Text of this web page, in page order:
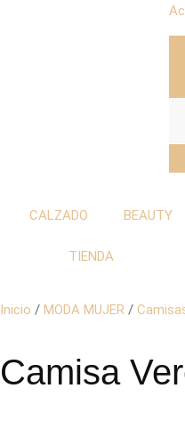
CALZADO BEAUTY
TIENDA
Inicio / MODA MUJER /
Camisa